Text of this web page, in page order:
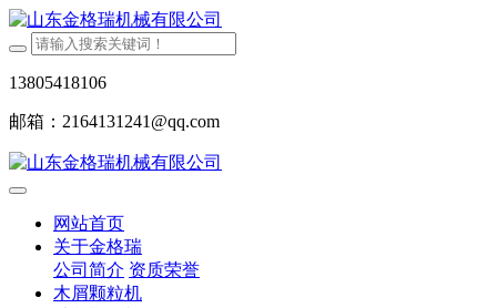
13805418106
邮箱：2164131241@qq.com
网站首页
关于金格瑞
公司简介 资质荣誉
木屑颗粒机